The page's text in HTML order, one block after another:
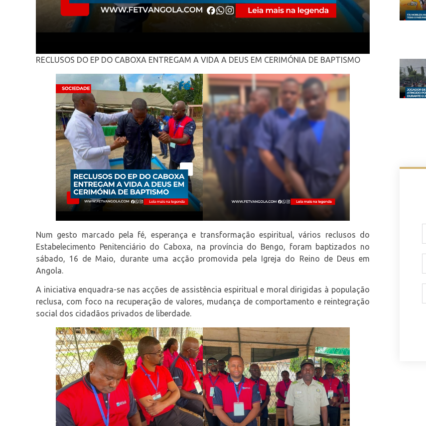
RECLUSOS DO EP DO CABOXA ENTREGAM A VIDA A DEUS EM CERIMÓNIA DE BAPTISMO
Num gesto marcado pela fé, esperança e transformação espiritual, vários reclusos do
Estabelecimento Penitenciário do Caboxa, na província do Bengo, foram baptizados no
sábado, 16 de Maio, durante uma acção promovida pela Igreja do Reino de Deus em
Angola.
A iniciativa enquadra-se nas acções de assistência espiritual e moral dirigidas à população
reclusa, com foco na recuperação de valores, mudança de comportamento e reintegração
social dos cidadãos privados de liberdade.